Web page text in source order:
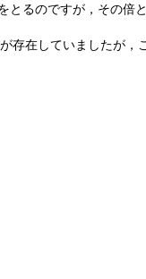
るのですが，その倍
存在していましたが